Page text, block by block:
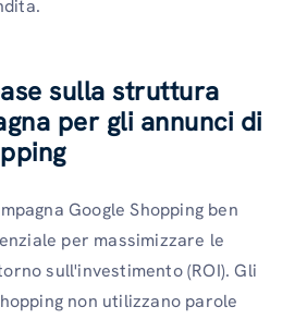
sulla struttura
per gli annunci di
Google Shopping ben
per massimizzare le
sull'investimento (ROI). Gli
non utilizzano parole